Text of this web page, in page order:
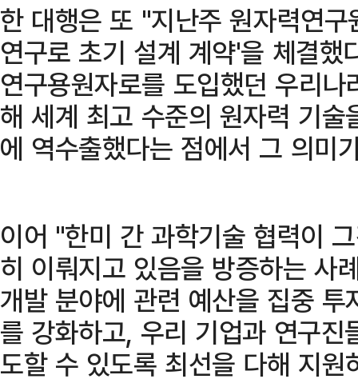
한 대행은 또 "지난주 원자력연
연구로 초기 설계 계약'을 체결
연구용원자로를 도입했던 우리
해 세계 최고 수준의 원자력 기
에 역수출했다는 점에서 그 의미
이어 "한미 간 과학기술 협력이
히 이뤄지고 있음을 방증하는 사
개발 분야에 관련 예산을 집중
를 강화하고, 우리 기업과 연구
도할 수 있도록 최선을 다해 지원